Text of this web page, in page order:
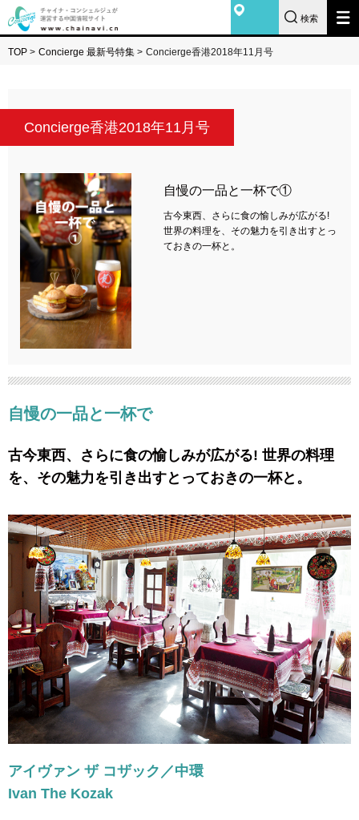
検索
TOP > Concierge 最新号特集 > Concierge香港2018年11月号
Concierge香港2018年11月号
自慢の一品と一杯で①
古今東西、さらに食の愉しみが広がる!
世界の料理を、その魅力を引き出すとっ
ておきの一杯と。
自慢の一品と一杯で
古今東西、さらに食の愉しみが広がる! 世界の料理
を、その魅力を引き出すとっておきの一杯と。
アイヴァン ザ コザック／中環
Ivan The Kozak